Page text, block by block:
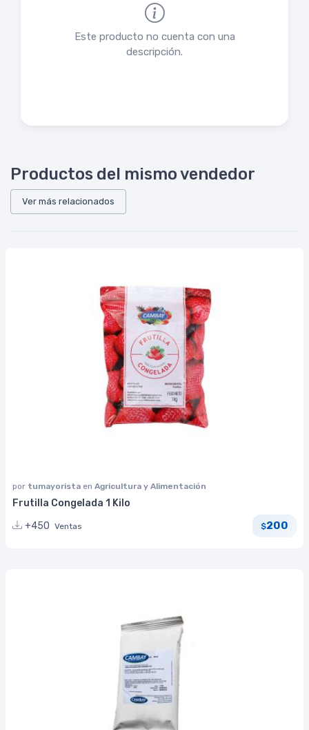
Este producto no cuenta con una
descripción.
Productos del mismo vendedor
Ver más relacionados
por tumayorista en Agricultura y Alimentación
Frutilla Congelada 1 Kilo
+450 Ventas $200